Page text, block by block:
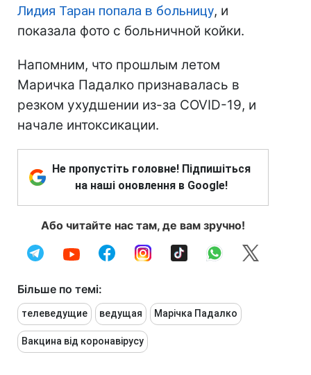
Лидия Таран попала в больницу, и
показала фото с больничной койки.
Напомним, что прошлым летом
Маричка Падалко признавалась в
резком ухудшении из-за COVID-19, и
начале интоксикации.
Не пропустіть головне! Підпишіться
на наші оновлення в Google!
Або читайте нас там, де вам зручно!
Більше по темі:
телеведущие ведущая Марічка Падалко
Вакцина від коронавірусу